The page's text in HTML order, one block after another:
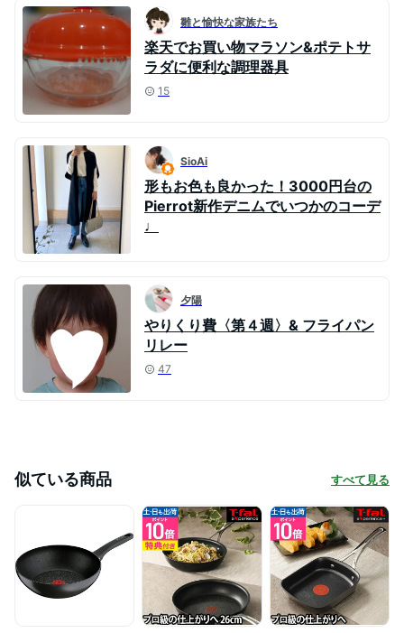
雛と愉快な家族たち
楽天でお買い物マラソン&ポテトサ
ラダに便利な調理器具
15
SioAi
形もお色も良かった！3000円台の
Pierrot新作デニムでいつかのコーデ
♩
夕陽
やりくり費〈第４週〉& フライパン
リレー
47
似ている商品 すべて見る